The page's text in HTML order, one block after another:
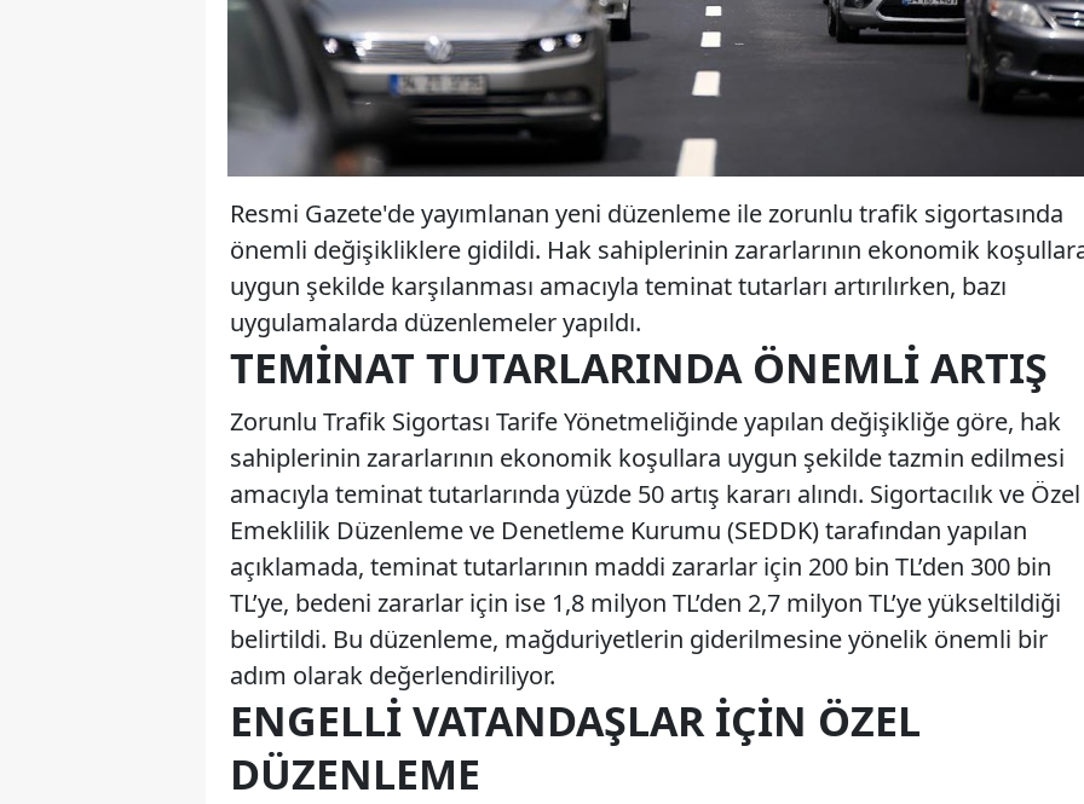
Resmi Gazete'de yayımlanan yeni düzenleme ile zorunlu trafik sigortasında
önemli değişikliklere gidildi. Hak sahiplerinin zararlarının ekonomik
uygun şekilde karşılanması amacıyla teminat tutarları artırılırken, bazı
uygulamalarda düzenlemeler yapıldı.
TEMINAT TUTARLARINDA ÖNEMLI ARTIŞ
Zorunlu Trafik Sigortası Tarife Yönetmeliğinde yapılan değişikliğe göre, hak
sahiplerinin zararlarının ekonomik koşullara uygun şekilde tazmin edilmesi
amacıyla teminat tutarlarında yüzde 50 artış kararı alındı. Sigortacılık ve Özel
Emeklilik Düzenleme ve Denetleme Kurumu (SEDDK) tarafından yapılan
açıklamada, teminat tutarlarının maddi zararlar için 200 bin TL’den 300 bin
TL’ye, bedeni zararlar için ise 1,8 milyon TL’den 2,7 milyon TL’ye yükseltildiği
belirtildi. Bu düzenleme, mağduriyetlerin giderilmesine yönelik önemli bir
adım olarak değerlendiriliyor.
ENGELLI VATANDAŞLAR İÇIN ÖZEL
DÜZENLEME